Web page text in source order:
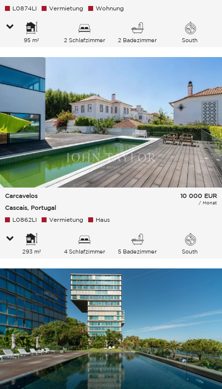
L0874LI Vermietung Wohnung
95 m² 2 Schlafzimmer 2 Badezimmer South
Carcavelos
Cascais, Portugal
10 000 EUR
/ Monat
L0862LI Vermietung Haus
293 m² 4 Schlafzimmer 5 Badezimmer South